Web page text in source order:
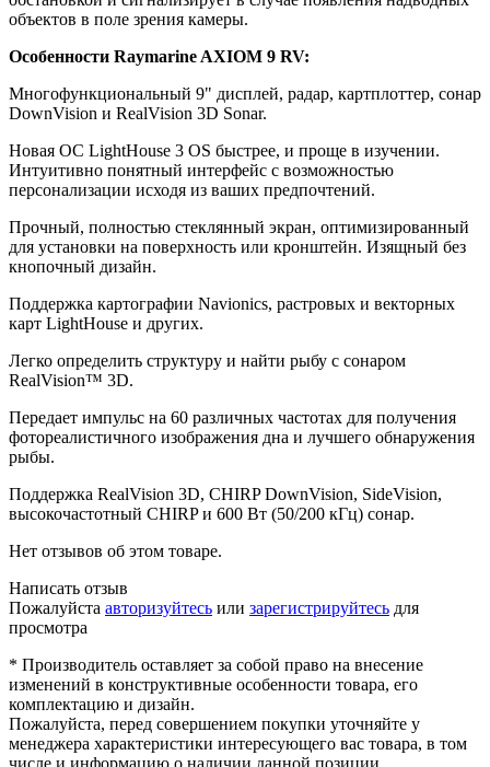
объектов в поле зрения камеры.
Особенности Raymarine AXIOM 9 RV:
Многофункциональный 9" дисплей, радар, картплоттер, сонар
DownVision и RealVision 3D Sonar.
Новая ОС LightHouse 3 OS быстрее, и проще в изучении.
Интуитивно понятный интерфейс с возможностью
персонализации исходя из ваших предпочтений.
Прочный, полностью стеклянный экран, оптимизированный
для установки на поверхность или кронштейн. Изящный без
кнопочный дизайн.
Поддержка картографии Navionics, растровых и векторных
карт LightHouse и других.
Легко определить структуру и найти рыбу с сонаром
RealVision™ 3D.
Передает импульс на 60 различных частотах для получения
фотореалистичного изображения дна и лучшего обнаружения
рыбы.
Поддержка RealVision 3D, CHIRP DownVision, SideVision,
высокочастотный CHIRP и 600 Вт (50/200 кГц) сонар.
Нет отзывов об этом товаре.
Написать отзыв
Пожалуйста авторизуйтесь или зарегистрируйтесь для
просмотра
* Производитель оставляет за собой право на внесение
изменений в конструктивные особенности товара, его
комплектацию и дизайн.
Пожалуйста, перед совершением покупки уточняйте у
менеджера характеристики интересующего вас товара, в том
числе и информацию о наличии данной позиции.